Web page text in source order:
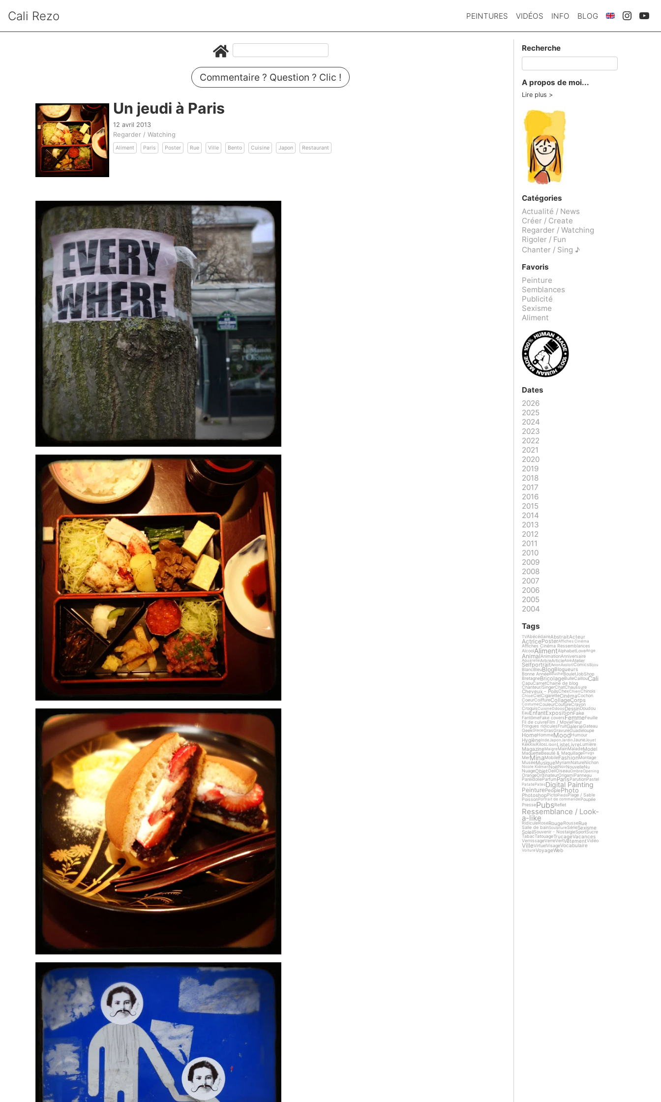
Cali Rezo PEINTURES VIDÉOS INFO BLOG
Commentaire ? Question ? Clic !
Un jeudi à Paris
12 avril 2013
Regarder / Watching
Aliment Paris Poster Rue Ville Bento Cuisine Japon Restaurant
Recherche
A propos de moi...
Lire plus
Catégories
Actualité / News
Créer / Create
Regarder / Watching
Rigoler / Fun
Chanter / Sing ♪
Favoris
Peinture
Semblances
Publicité
Sexisme
Aliment
Dates
2026
2025
2024
2023
2022
2021
2020
2019
2018
2017
2016
2015
2014
2013
2012
2011
2010
2009
2008
2007
2006
2005
2004
Tags
TVAbécédaireAbstraitActeur
ActricePosterAffiches Cinéma
Affiches Cinéma Ressemblances
AlcoolAlimentAlphabetLoveAnge
AnimalAnimationAnniversaire
AquarelleArbreArticleAsieAtelier
SelfportraitAvionAxolotlComicsBijou
BlancBleuBlogBlogueurs
Bonne AnnéeBoucheBouletJobShop
BretagneBricolageBulleCaillouCali
CapuCarnetChaine de blog
Chanteur/SingerChatChaussure
Cheveux - PoilsChexChienChinois
ChloéCielCigaretteCinémaCochon
CoeurCoiffureCollageCorps
CostumeCouleurCoutureCrayon
CroquisCuisineDdoooDessinDoudou
EauEnfantExpositionFake
FantômeFake coversFemmeFeuille
Fil de cuivreFilm / MovieFleur
Fringues ridiculesFruitGalerieGateau
GeekGlaceGrasGravureGuadeloupe
HomeHommeMoodHumour
HygièneInde Japon JardinJaune Jouet
KekKikiKilosLibon ListeLivreLumière
MagazineMaigre MainMaladeModel
MaquetteBeauté & MaquillageDrugs
MerMinaMobileFashionMontage
MuséeMusiqueMyriamNatureNichon
Nicole KidmanNoëlNoirNouvelleNu
NuageObjetOeilOiseauOmbreOpening
OrangeOrdinateurOrigamiPanneau
ParéidolieParfumParisParutionPastel
PatatePatesDigital Painting
PeinturePeoplePhoto
PhotoshopPictoPiedsPlage / Sable
PoissonPortrait de commande Poupée
PressePubsReflet
Ressemblance / Look-
a-like
RidiculeRoseRougeRousseRue
Salle de bainSculptureSérieSexisme
SoleilSouvenir - NostalgieSportSucre
TabacTatouageTrucageVacances
VernissageVerreVertVêtementVidéo
VilleVirtuelVisageVocabulaire
VoitureVoyageWeb